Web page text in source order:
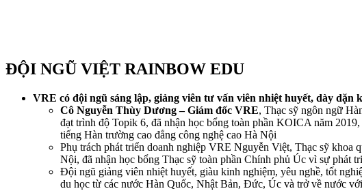
ĐỘI NGŨ VIỆT RAINBOW EDU
VRE có đội ngũ sáng lập, giảng viên tư vấn viên nhiệt huyết, dày
Cô Nguyễn Thùy Dương – Giám đốc VRE, Thạc sỹ ngôn ngữ
đạt trình độ Topik 6, đã nhận học bổng toàn phần KOICA năm
tiếng Hàn trường cao đẳng công nghệ cao Hà Nội
Phụ trách phát triển doanh nghiệp VRE Nguyễn Việt, Thạc sỹ
Nội, đã nhận học bổng Thạc sỹ toàn phần Chính phủ Úc vì sự phát
Đội ngũ giảng viên nhiệt huyết, giàu kinh nghiệm, yêu nghề, tốt
du học từ các nước Hàn Quốc, Nhật Bản, Đức, Úc và trở về nước